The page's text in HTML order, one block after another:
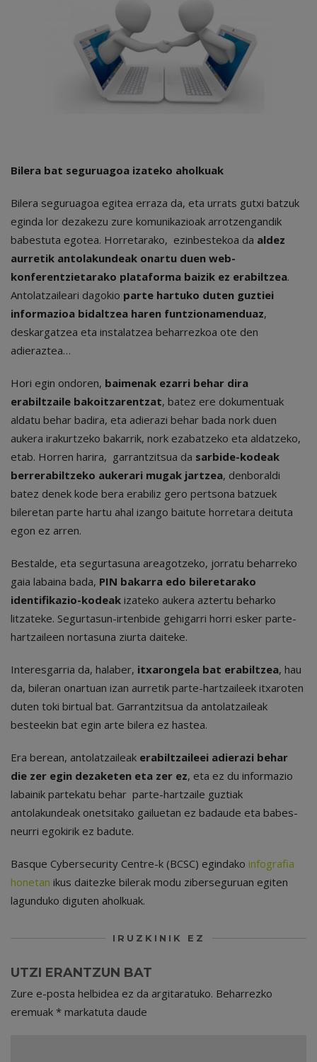
Bilera bat seguruagoa izateko aholkuak
Bilera seguruagoa egitea erraza da, eta urrats gutxi batzuk
eginda lor dezakezu zure komunikazioak arrotzengandik
babestuta egotea. Horretarako, ezinbestekoa da aldez
aurretik antolakundeak onartu duen web-
konferentzietarako plataforma baizik ez erabiltzea.
Antolatzaileari dagokio parte hartuko duten guztiei
informazioa bidaltzea haren funtzionamenduaz,
deskargatzea eta instalatzea beharrezkoa ote den
adieraztea…
Hori egin ondoren, baimenak ezarri behar dira
erabiltzaile bakoitzarentzat, batez ere dokumentuak
aldatu behar badira, eta adierazi behar bada nork duen
aukera irakurtzeko bakarrik, nork ezabatzeko eta aldatzeko,
etab. Horren harira, garrantzitsua da sarbide-kodeak
berrerabiltzeko aukerari mugak jartzea, denboraldi
batez denek kode bera erabiliz gero pertsona batzuek
bileretan parte hartu ahal izango baitute horretara deituta
egon ez arren.
Bestalde, eta segurtasuna areagotzeko, jorratu beharreko
gaia labaina bada, PIN bakarra edo bileretarako
identifikazio-kodeak izateko aukera aztertu beharko
litzateke. Segurtasun-irtenbide gehigarri horri esker parte-
hartzaileen nortasuna ziurta daiteke.
Interesgarria da, halaber, itxarongela bat erabiltzea, hau
da, bileran onartuan izan aurretik parte-hartzaileek itxaroten
duten toki birtual bat. Garrantzitsua da antolatzaileak
besteekin bat egin arte bilera ez hastea.
Era berean, antolatzaileak erabiltzaileei adierazi behar
die zer egin dezaketen eta zer ez, eta ez du informazio
labainik partekatu behar parte-hartzaile guztiak
antolakundeak onetsitako gailuetan ez badaude eta babes-
neurri egokirik ez badute.
Basque Cybersecurity Centre-k (BCSC) egindako infografia
honetan ikus daitezke bilerak modu ziberseguruan egiten
lagunduko diguten aholkuak.
IRUZKINIK EZ
UTZI ERANTZUN BAT
Zure e-posta helbidea ez da argitaratuko. Beharrezko
eremuak * markatuta daude